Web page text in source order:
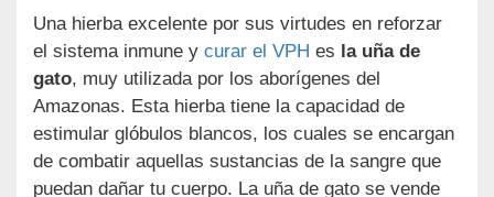
Una hierba excelente por sus virtudes en reforzar
el sistema inmune y curar el VPH es la uña de
gato, muy utilizada por los aborígenes del
Amazonas. Esta hierba tiene la capacidad de
estimular glóbulos blancos, los cuales se encargan
de combatir aquellas sustancias de la sangre que
puedan dañar tu cuerpo. La uña de gato se vende